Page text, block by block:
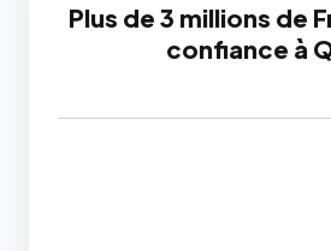
Plus de 3 millions de
confiance à